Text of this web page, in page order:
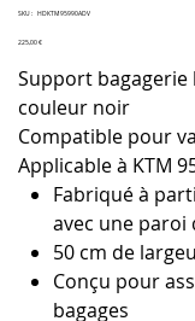
SKU : SKU
HDKTM95990ADV
Prix
225,00 €
Support bagagerie
couleur noir
Compatible pour
Applicable à KTM
Fabriqué à
avec une paroi
50 cm de
Conçu pour
bagages